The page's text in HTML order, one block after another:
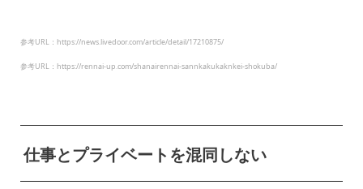
参考URL：https://news.livedoor.com/article/detail/17210875/
参考URL：https://rennai-up.com/shanairennai-sannkakukaknkei-shokuba/
仕事とプライベートを混同しない